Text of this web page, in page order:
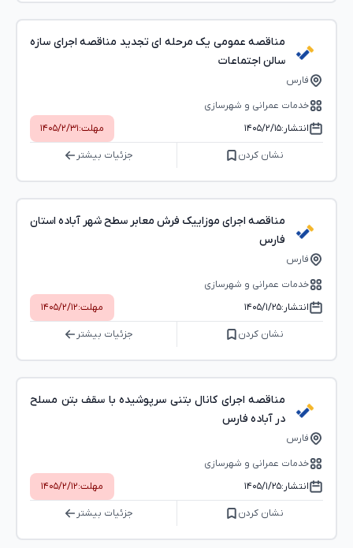
مناقصه عمومی یک مرحله ای تجدید مناقصه اجرای سازه
سالن اجتماعات
فارس
خدمات عمرانی و شهرسازی
انتشار:۱۴۰۵/۲/۱۵ مهلت:۱۴۰۵/۲/۳۱
نشان کردن جزئیات بیشتر
مناقصه اجرای موزاییک فرش معابر سطح شهر آباده استان
فارس
فارس
خدمات عمرانی و شهرسازی
انتشار:۱۴۰۵/۱/۲۵ مهلت:۱۴۰۵/۲/۱۲
نشان کردن جزئیات بیشتر
مناقصه اجرای کانال بتنی سرپوشیده با سقف بتن مسلح
در آباده فارس
فارس
خدمات عمرانی و شهرسازی
انتشار:۱۴۰۵/۱/۲۵ مهلت:۱۴۰۵/۲/۱۲
نشان کردن جزئیات بیشتر